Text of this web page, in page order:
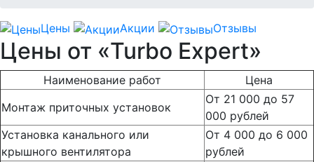
Цены Акции Отзывы
Цены от «Turbo Expert»
Наименование работ
Цена
Монтаж приточных установок
От 21 000 до 57
000 рублей
Установка канального или
крышного вентилятора
От 4 000 до 6 000
рублей